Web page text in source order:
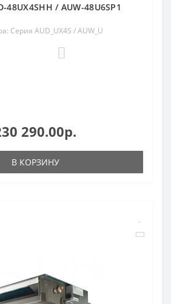
48UX4SHH / AUW-48U6SP1
Серия AUD_UX4S / AUW_U
290.00р.
В КОРЗИНУ